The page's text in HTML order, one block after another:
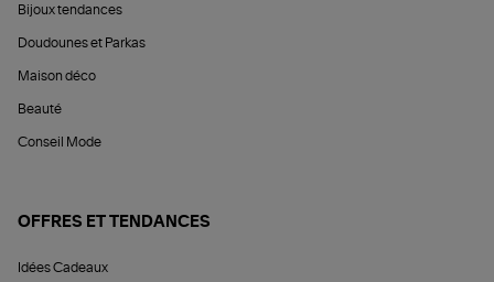
Bijoux tendances
Doudounes et Parkas
Maison déco
Beauté
Conseil Mode
OFFRES ET TENDANCES
Idées Cadeaux